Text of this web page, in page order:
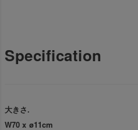
Specification
大きさ.
W70 x ø11cm